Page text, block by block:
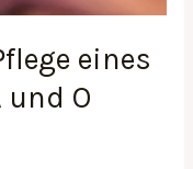
eines
O